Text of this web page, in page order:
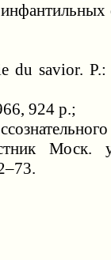
savior. P.:
924 p.;
Моск.